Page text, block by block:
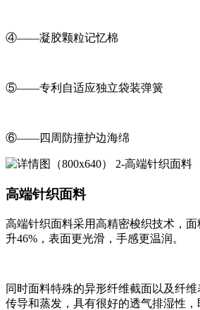
④——凝胶颗粒记忆棉
⑤——专利自适应独立袋装弹簧
⑥——四周防撞护边海绵
高端针织面料
高端针织面料采用高精密梭织技术，
升46%，表面更光滑，手感更温润。
同时面料特殊的异形纤维截面以及纤
传导和蒸发，具有很好的透气排湿性